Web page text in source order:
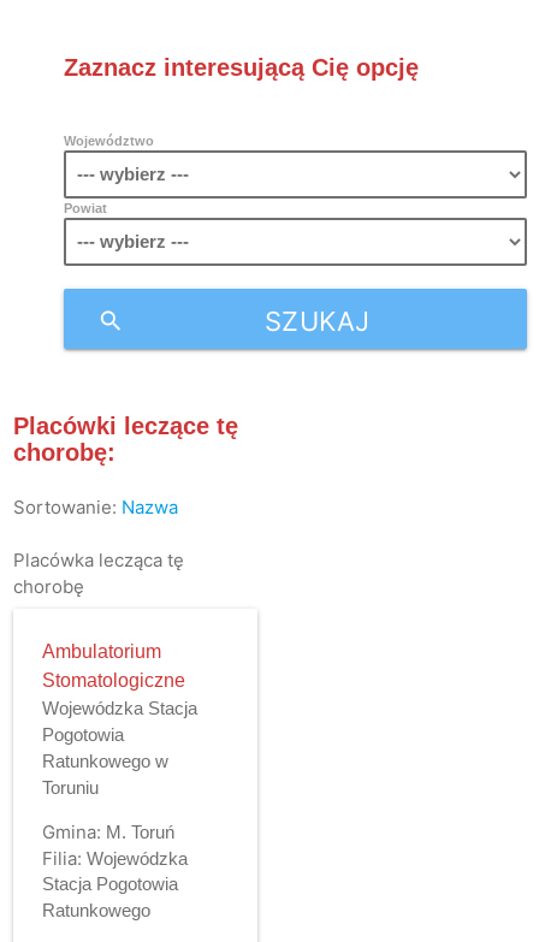
Zaznacz interesującą Cię opcję
Województwo
Powiat
SZUKAJ
search
Placówki leczące tę
chorobę:
Sortowanie: Nazwa
Placówka lecząca tę
chorobę
Ambulatorium
Stomatologiczne
Wojewódzka Stacja
Pogotowia
Ratunkowego w
Toruniu
Gmina: M. Toruń
Filia: Wojewódzka
Stacja Pogotowia
Ratunkowego